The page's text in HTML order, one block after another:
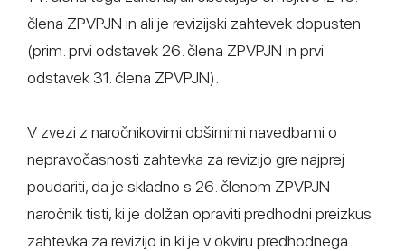
člena ZPVPJN in ali je revizijski zahtevek dopusten
(prim. prvi odstavek 26. člena ZPVPJN in prvi
odstavek 31. člena ZPVPJN).
V zvezi z naročnikovimi obširnimi navedbami o
nepravočasnosti zahtevka za revizijo gre najprej
poudariti, da je skladno s 26. členom ZPVPJN
naročnik tisti, ki je dolžan opraviti predhodni preizkus
zahtevka za revizijo in ki je v okviru predhodnega